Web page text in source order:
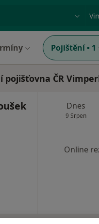
nemoc nebo příjmení
Pojištění • 1
pojišťovna ČR
Dnes
9 Srpen
Online